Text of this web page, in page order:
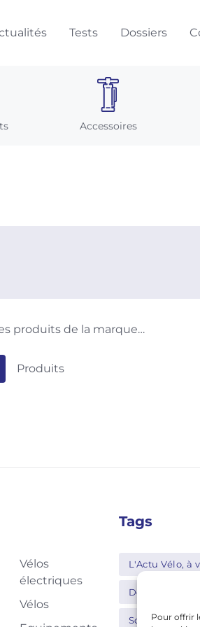
Pour offrir
Tests Dossiers
Accessoires
produits de la marque…
Produits
Vélos
électriques
Vélos
Tags
L'Actu Vélo, à
Decathlon
Schwalbe